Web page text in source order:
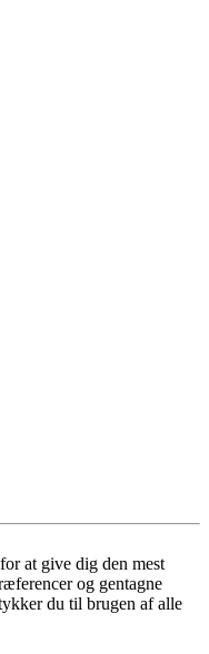
at give dig den mest
og gentagne
du til brugen af alle